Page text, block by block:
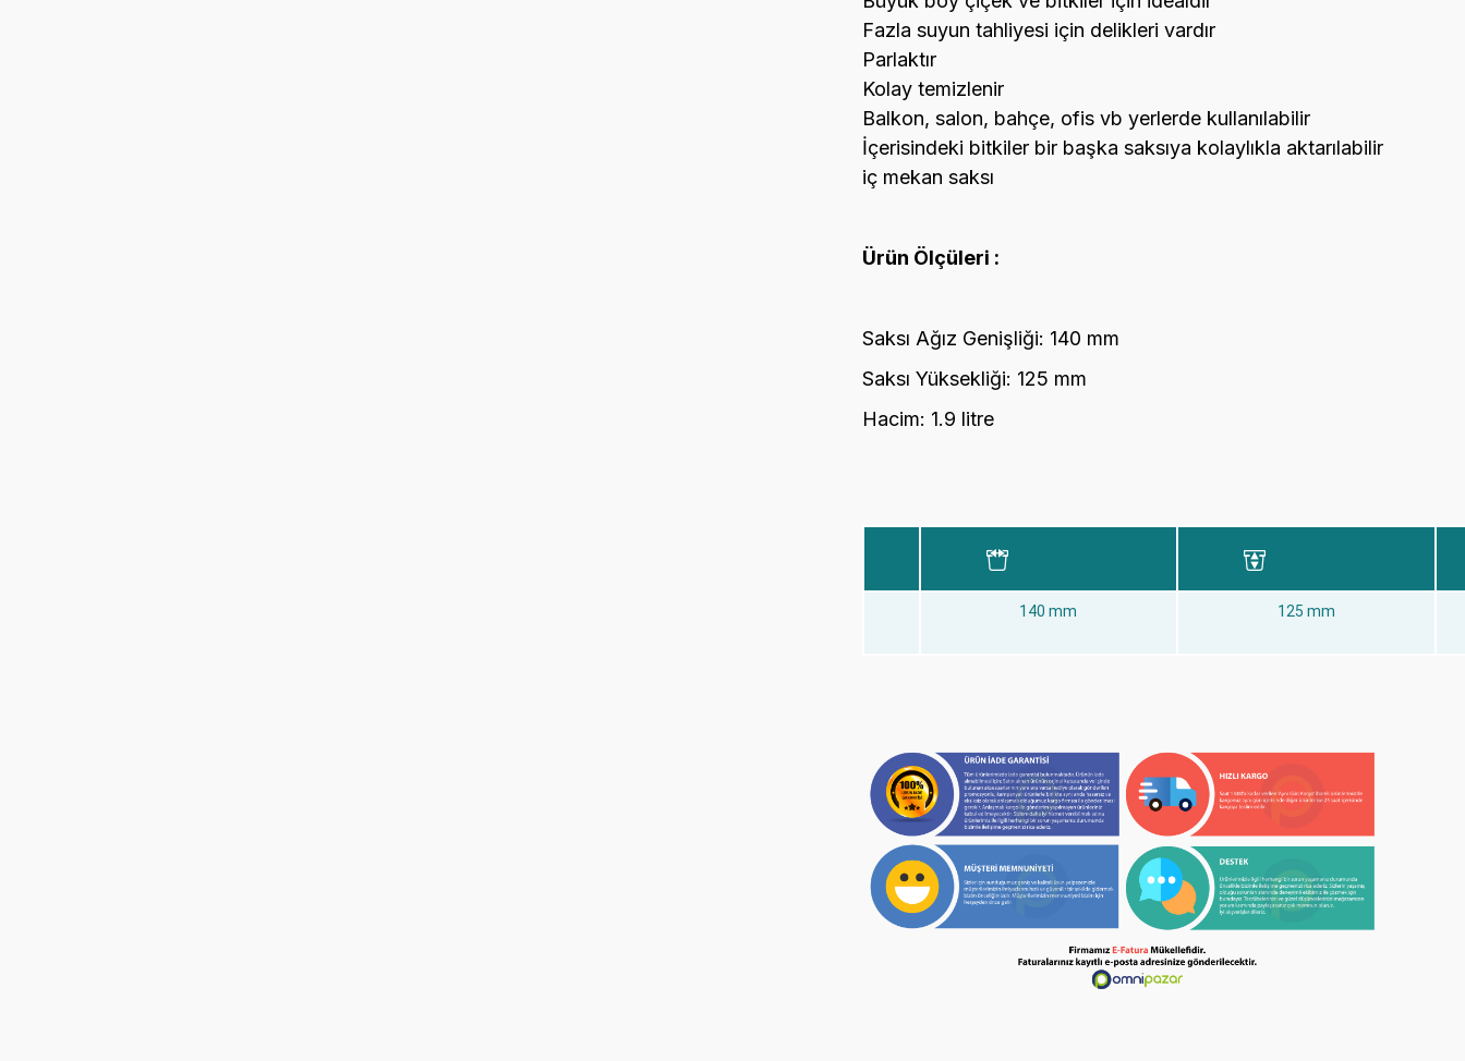
Fazla suyun tahliyesi için delikleri vardır
Parlaktır
Kolay temizlenir
Balkon, salon, bahçe, ofis vb yerlerde kullanılabilir
İçerisindeki bitkiler bir başka saksıya kolaylıkla aktarılabilir
iç mekan saksı
Ürün Ölçüleri :
Saksı Ağız Genişliği: 140 mm
Saksı Yüksekliği: 125 mm
Hacim: 1.9 litre
140 mm 125 mm